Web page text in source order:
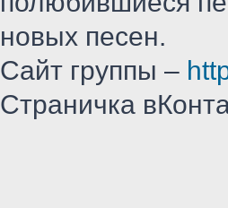
новых песен.
Сайт группы –
Страничка